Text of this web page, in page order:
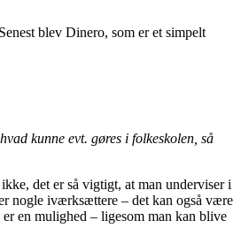
blev Dinero, som er et simpelt
kunne evt. gøres i folkeskolen, så
det er så vigtigt, at man underviser i
nogle iværksættere – det kan også være
en mulighed – ligesom man kan blive